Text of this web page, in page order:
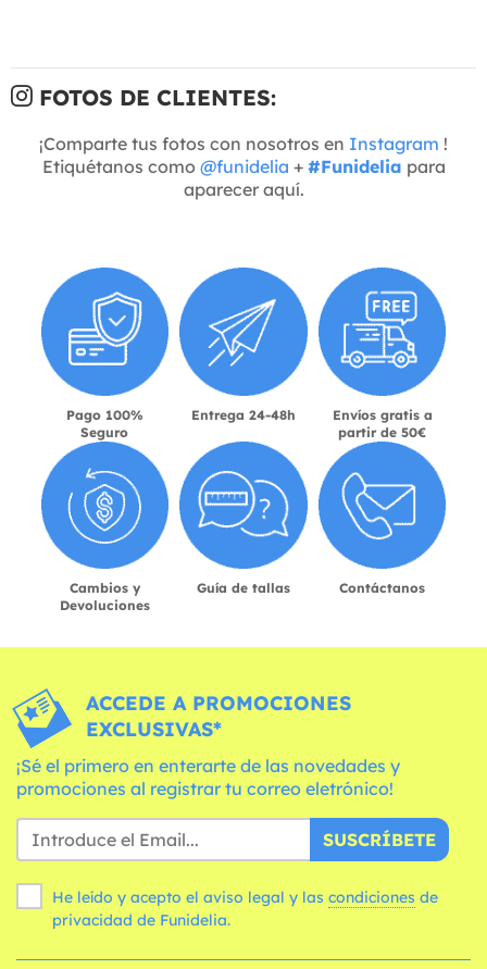
FOTOS DE CLIENTES:
¡Comparte tus fotos con nosotros en Instagram !
Etiquétanos como @funidelia + #Funidelia para
aparecer aquí.
Pago 100%
Seguro
Entrega 24-48h
Envíos gratis a
partir de 50€
Cambios y
Devoluciones
Guía de tallas Contáctanos
ACCEDE A PROMOCIONES
EXCLUSIVAS*
¡Sé el primero en enterarte de las novedades y
promociones al registrar tu correo eletrónico!
SUSCRÍBETE
He leído y acepto el aviso legal y las condiciones
privacidad de Funidelia.